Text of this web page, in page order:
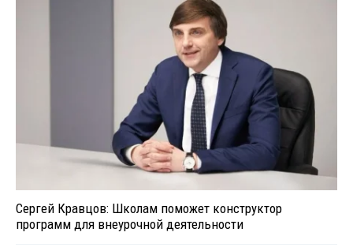
Сергей Кравцов: Школам поможет конструктор
программ для внеурочной деятельности